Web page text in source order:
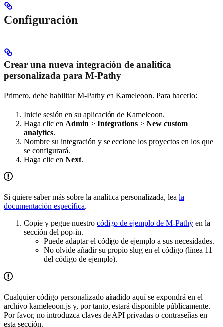
Configuración
Crear una nueva integración de analítica
personalizada para M-Pathy
Primero, debe habilitar M-Pathy en Kameleoon. Para hacerlo:
Inicie sesión en su aplicación de Kameleoon.
Haga clic en Admin > Integrations > New custom
analytics.
Nombre su integración y seleccione los proyectos en los que
se configurará.
Haga clic en Next.
Si quiere saber más sobre la analítica personalizada, lea la
documentación específica.
Copie y pegue nuestro código de ejemplo de M-Pathy en la
sección del pop-in.
Puede adaptar el código de ejemplo a sus necesidades.
No olvide añadir su propio slug en el código (línea 11
del código de ejemplo).
Cualquier código personalizado añadido aquí se expondrá en el
archivo kameleoon.js y, por tanto, estará disponible públicamente.
Por favor, no introduzca claves de API privadas o contraseñas en
esta sección.